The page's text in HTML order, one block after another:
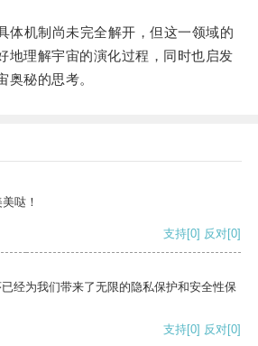
机制尚未完全解开，但这一领域的
地理解宇宙的演化过程，同时也启发
奥秘的思考。
哒！
支持[0] 反对[0]
经为我们带来了无限的隐私保护和安全性保
支持[0] 反对[0]